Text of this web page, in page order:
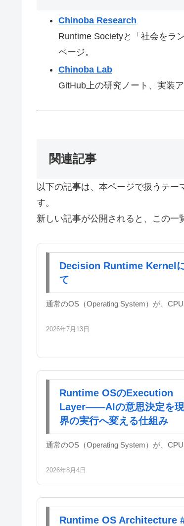
Chinoba Research
Runtime Societyと「社会をラ
ページ。
Chinoba Lab
GitHub上の研究ノート、実装
関連記事
以下の記事は、本ページで扱うテ
す。
新しい記事が公開されると、この一
Decision Runtime Kernel
て
通常のOS（Operating System）が、
2026年7月13日
Runtime OSのExecution
Layer――AIの意思決定を
界の実行へ変える仕組み
通常のOS（Operating System）が、
2026年8月4日
Runtime OS Architecture